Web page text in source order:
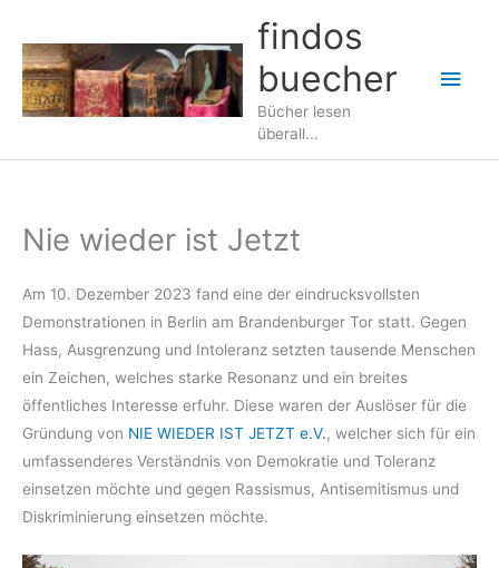
Inhalt
springen
findos
buecher
Bücher lesen
überall...
Nie wieder ist Jetzt
Am 10. Dezember 2023 fand eine der eindrucksvollsten
Demonstrationen in Berlin am Brandenburger Tor statt. Gegen
Hass, Ausgrenzung und Intoleranz setzten tausende Menschen
ein Zeichen, welches starke Resonanz und ein breites
öffentliches Interesse erfuhr. Diese waren der Auslöser für die
Gründung von NIE WIEDER IST JETZT e.V., welcher sich für ein
umfassenderes Verständnis von Demokratie und Toleranz
einsetzen möchte und gegen Rassismus, Antisemitismus und
Diskriminierung einsetzen möchte.